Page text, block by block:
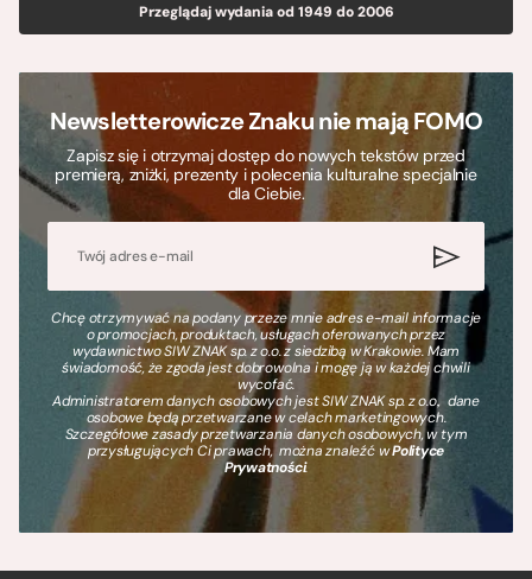
Przeglądaj wydania od 1949 do 2006
Newsletterowicze Znaku nie mają FOMO
Zapisz się i otrzymaj dostęp do nowych tekstów przed
premierą, zniżki, prezenty i polecenia kulturalne specjalnie
dla Ciebie.
Chcę otrzymywać na podany przeze mnie adres e-mail informacje
o promocjach, produktach, usługach oferowanych przez
wydawnictwo SIW ZNAK sp. z o.o. z siedzibą w Krakowie. Mam
świadomość, że zgoda jest dobrowolna i mogę ją w każdej chwili
wycofać.
Administratorem danych osobowych jest SIW ZNAK sp. z o.o., dane
osobowe będą przetwarzane w celach marketingowych.
Szczegółowe zasady przetwarzania danych osobowych, w tym
przysługujących Ci prawach, można znaleźć wPolityce
Prywatności.